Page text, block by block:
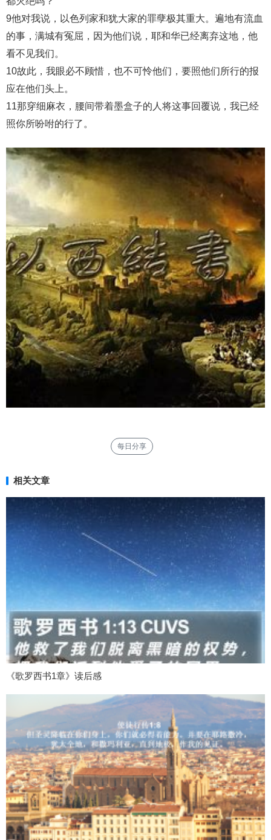
9他对我说，以色列家和犹大家的罪孽极其重大。遍地有流血
的事，满城有冤屈，因为他们说，耶和华已经离弃这地，他
看不见我们。
10故此，我眼必不顾惜，也不可怜他们，要照他们所行的报
应在他们头上。
11那穿细麻衣，腰间带着墨盒子的人将这事回覆说，我已经
照你所吩咐的行了。
每日分享
相关文章
《歌罗西书1章》读后感